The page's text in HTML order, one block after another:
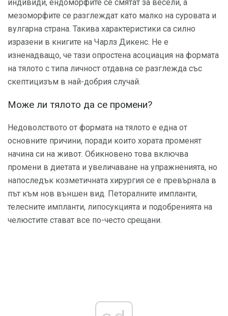
индивиди, ендоморфите се смятат за весели, а
мезоморфите се разглеждат като малко на суровата и
вулгарна страна. Такива характеристики са силно
изразени в книгите на Чарлз Дикенс. Не е
изненадващо, че тази опростена асоциация на формата
на тялото с типа личност отдавна се разглежда със
скептицизъм в най-добрия случай.
Може ли тялото да се промени?
Недоволството от формата на тялото е една от
основните причини, поради които хората променят
начина си на живот. Обикновено това включва
промени в диетата и увеличаване на упражненията, но
напоследък козметичната хирургия се е превърнала в
път към нов външен вид. Петоралните импланти,
телесните импланти, липосукцията и подобренията на
челюстите стават все по-често срещани.